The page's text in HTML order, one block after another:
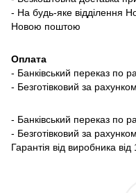
- На будь-яке відділення
Новою поштою
Оплата
- Банківський переказ по
- Безготівковий за
- Банківський переказ по
- Безготівковий за
Гарантія від виробника від